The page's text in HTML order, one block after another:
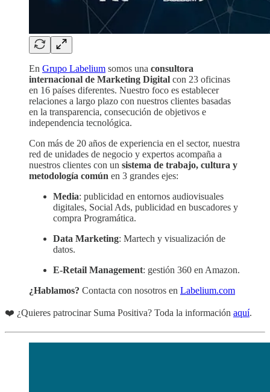
En Grupo Labelium somos una consultora
internacional de Marketing Digital con 23 oficinas
en 16 países diferentes. Nuestro foco es establecer
relaciones a largo plazo con nuestros clientes basadas
en la transparencia, consecución de objetivos e
independencia tecnológica.
Con más de 20 años de experiencia en el sector, nuestra
red de unidades de negocio y expertos acompaña a
nuestros clientes con un sistema de trabajo, cultura y
metodología común en 3 grandes ejes:
Media: publicidad en entornos audiovisuales
digitales, Social Ads, publicidad en buscadores y
compra Programática.
Data Marketing: Martech y visualización de
datos.
E-Retail Management: gestión 360 en Amazon.
¿Hablamos? Contacta con nosotros en Labelium.com
❤️ ¿Quieres patrocinar Suma Positiva? Toda la información aquí.